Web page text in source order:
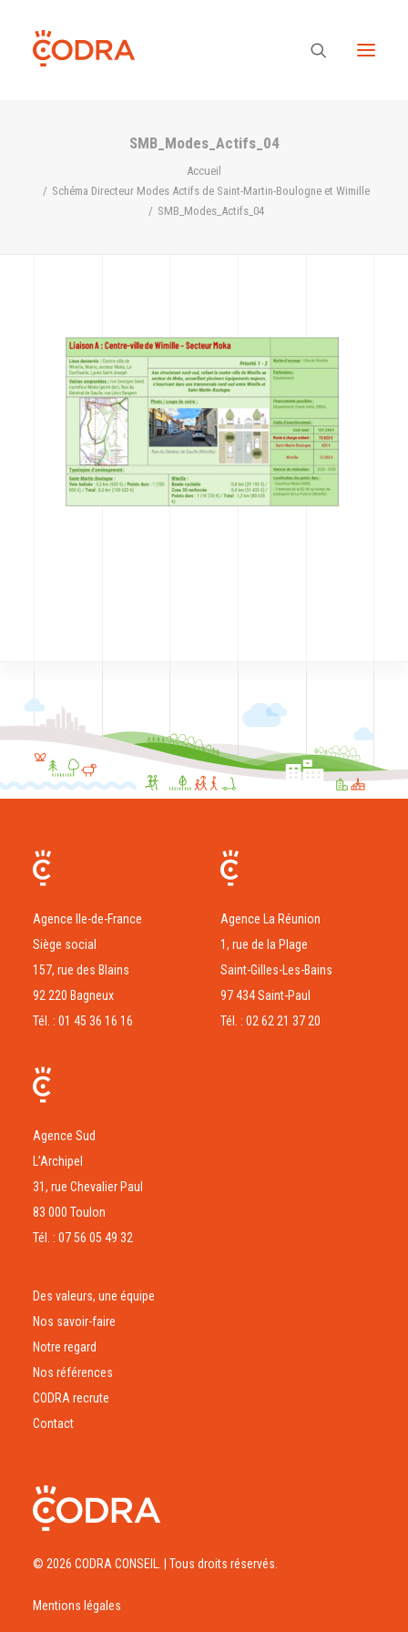
Des valeurs, une équipe
Nos références
CODRA recrute
Contact
SMB_Modes_Actifs_04
Accueil
Schéma Directeur Modes Actifs de Saint-Martin-Boulogne et Wimille
SMB_Modes_Actifs_04
Agence Ile-de-France
Siège social
157, rue des Blains
92 220 Bagneux
Tél. : 01 45 36 16 16
Agence La Réunion
1, rue de la Plage
Saint-Gilles-Les-Bains
97 434 Saint-Paul
Tél. : 02 62 21 37 20
Agence Sud
L’Archipel
31, rue Chevalier Paul
83 000 Toulon
Tél. : 07 56 05 49 32
Des valeurs, une équipe
Nos savoir-faire
Notre regard
Nos références
CODRA recrute
Contact
© 2026 CODRA CONSEIL. | Tous droits réservés.
Mentions légales